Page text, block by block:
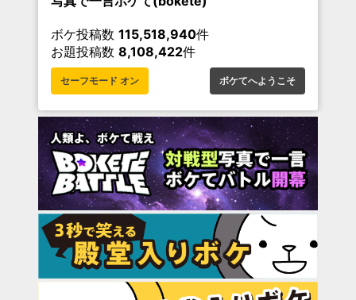
ボケ投稿数 115,518,940件
お題投稿数 8,108,422件
セーフモード オン ボケてへようこそ